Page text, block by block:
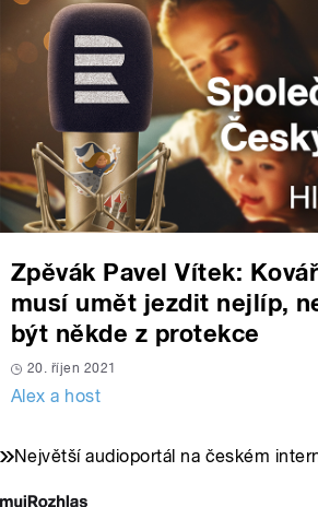
Zpěvák Pavel Vítek:
musí umět jezdit nejlíp,
být někde z protekce
20. říjen 2021
Alex a host
Největší audioportál na českém